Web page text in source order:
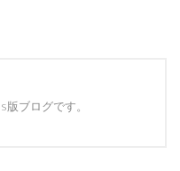
版ブログです。